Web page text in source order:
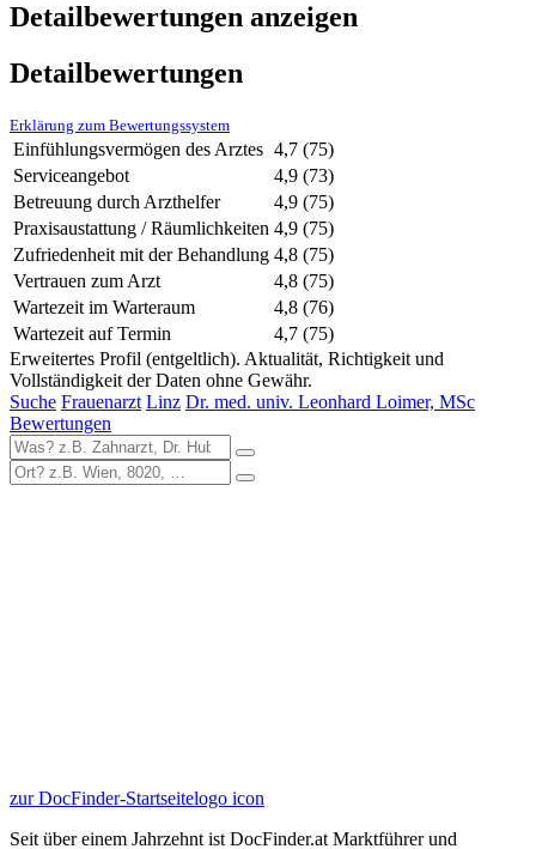
Detailbewertungen anzeigen
Detailbewertungen
Erklärung zum Bewertungssystem
Einfühlungsvermögen des Arztes 4,7 (75)
Serviceangebot
4,9 (73)
Betreuung durch Arzthelfer
4,9 (75)
Praxisaustattung / Räumlichkeiten 4,9 (75)
Zufriedenheit mit der Behandlung 4,8 (75)
Vertrauen zum Arzt
4,8 (75)
Wartezeit im Warteraum
4,8 (76)
Wartezeit auf Termin
4,7 (75)
Erweitertes Profil (entgeltlich). Aktualität, Richtigkeit und
Vollständigkeit der Daten ohne Gewähr.
Suche Frauenarzt Linz Dr. med. univ. Leonhard Loimer, MSc
Bewertungen
zur DocFinder-Startseitelogo icon
Seit über einem Jahrzehnt ist DocFinder.at Marktführer und